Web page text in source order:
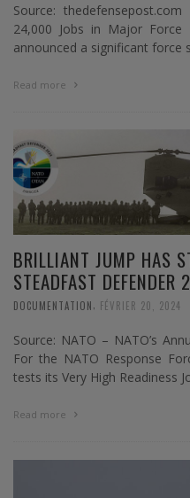
Source:
24,000 Jobs in Major Force
announced a significant force
Read more
BRILLIANT JUMP HAS
STEADFAST DEFENDER
DOCUMENTATION FÉVRIER 20, 2024
Source: NATO – NATO’s
For the NATO Response
tests its Very High Readiness
Read more